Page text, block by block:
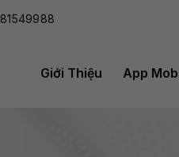
Giới Thiệu App